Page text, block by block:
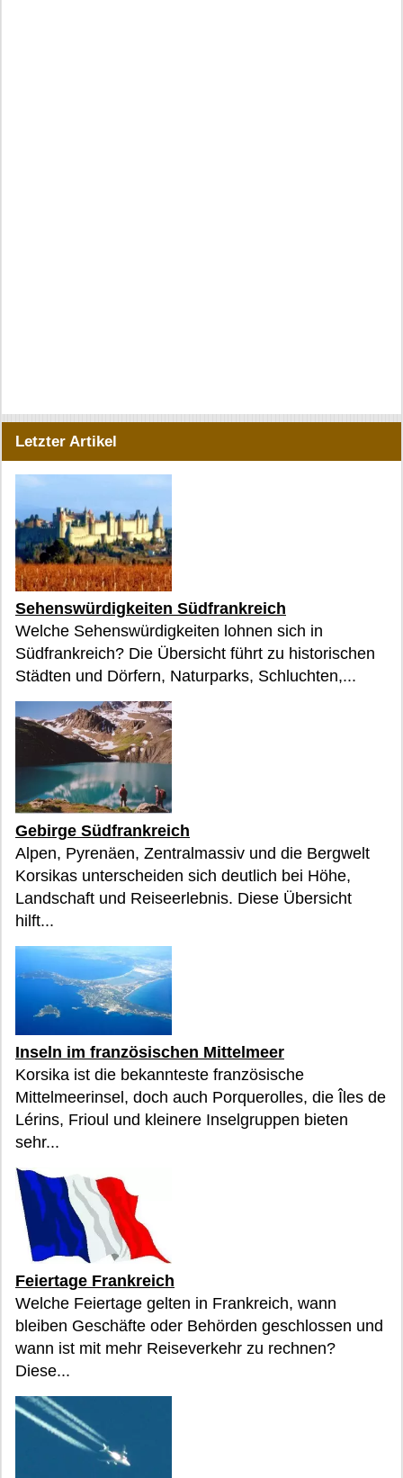
Letzter Artikel
Sehenswürdigkeiten Südfrankreich
Welche Sehenswürdigkeiten lohnen sich in
Südfrankreich? Die Übersicht führt zu historischen
Städten und Dörfern, Naturparks, Schluchten,...
Gebirge Südfrankreich
Alpen, Pyrenäen, Zentralmassiv und die Bergwelt
Korsikas unterscheiden sich deutlich bei Höhe,
Landschaft und Reiseerlebnis. Diese Übersicht
hilft...
Inseln im französischen Mittelmeer
Korsika ist die bekannteste französische
Mittelmeerinsel, doch auch Porquerolles, die Îles de
Lérins, Frioul und kleinere Inselgruppen bieten
sehr...
Feiertage Frankreich
Welche Feiertage gelten in Frankreich, wann
bleiben Geschäfte oder Behörden geschlossen und
wann ist mit mehr Reiseverkehr zu rechnen?
Diese...